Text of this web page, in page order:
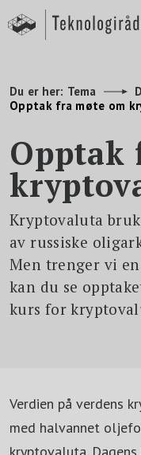
Du er her: Tema
Opptak fra møte om
Opptak
Kryptovaluta
av russiske
Men trenger vi
kan du se
kurs for
Verdien på verdens
med halvannet